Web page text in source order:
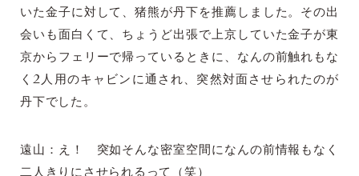
いた金子に対して、猪熊が丹下を推薦しました。その出
会いも面白くて、ちょうど出張で上京していた金子が東
京からフェリーで帰っているときに、なんの前触れもな
く2人用のキャビンに通され、突然対面させられたのが
丹下でした。
遠山：え！ 突如そんな密室空間になんの前情報もなく
二人きりにさせられるって（笑）